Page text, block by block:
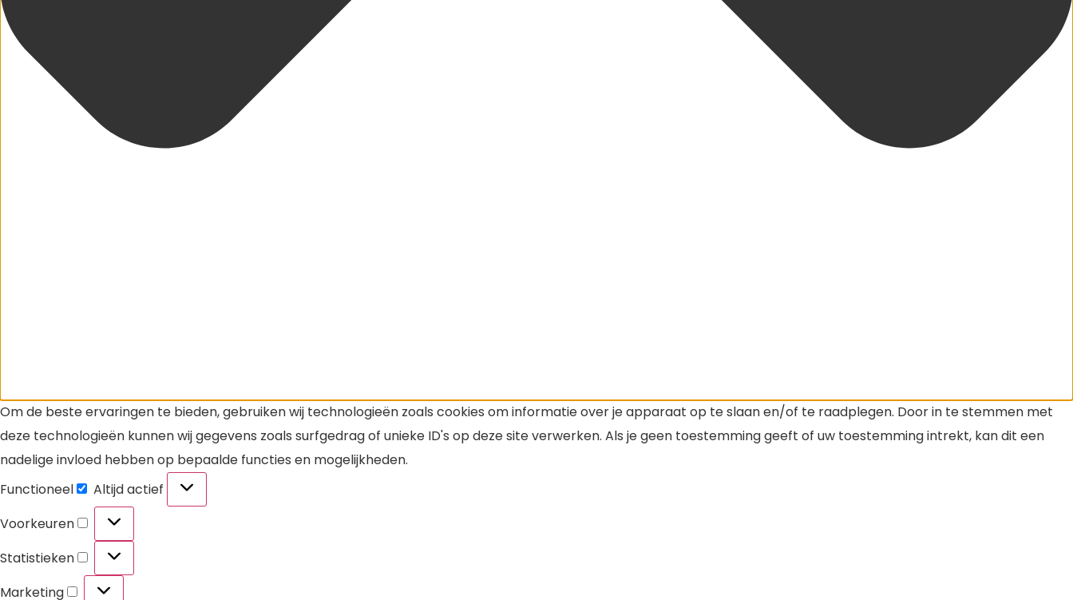
Om de beste ervaringen te bieden, gebruiken wij technologieën zoals cookies om informatie over je apparaat op te slaan en/of te raadplegen. Door in te stemmen met
deze technologieën kunnen wij gegevens zoals surfgedrag of unieke ID's op deze site verwerken. Als je geen toestemming geeft of uw toestemming intrekt, kan dit een
nadelige invloed hebben op bepaalde functies en mogelijkheden.
Functioneel
Altijd actief
Voorkeuren
Statistieken
Marketing